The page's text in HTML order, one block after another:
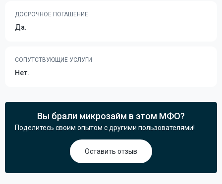
ДОСРОЧНОЕ ПОГАШЕНИЕ
Да.
СОПУТСТВУЮЩИЕ УСЛУГИ
Нет.
Вы брали микрозайм в этом МФО?
Поделитесь своим опытом с другими пользователями!
Оставить отзыв